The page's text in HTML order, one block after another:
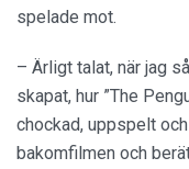
spelade mot.
– Ärligt talat, när jag
skapat, hur ”The
chockad, uppspelt
bakomfilmen och